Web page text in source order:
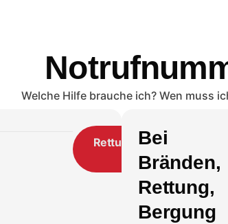
Welche Hilfe brauche ich? Wen muss
Rettungsdienst
112
Bei
Bränden,
Rettung,
Bergung